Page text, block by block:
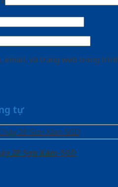
*
email, và trang web trong
tự
2P Sơn Xám-SGD